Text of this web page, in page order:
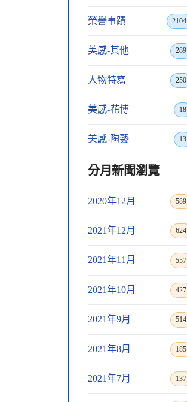
榮譽事蹟 2104
美感-其他 289
人物特寫 250
美感-花博 18
美感-陶藝 13
分月新聞瀏覽
2020年12月 589
2021年12月 624
2021年11月 557
2021年10月 427
2021年9月 514
2021年8月 185
2021年7月 137